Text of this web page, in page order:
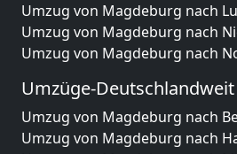
Umzug von Magdeburg nach
Umzug von Magdeburg nach
Umzug von Magdeburg nach
Umzüge-Deutschlandweit
Umzug von Magdeburg nach
Umzug von Magdeburg nach